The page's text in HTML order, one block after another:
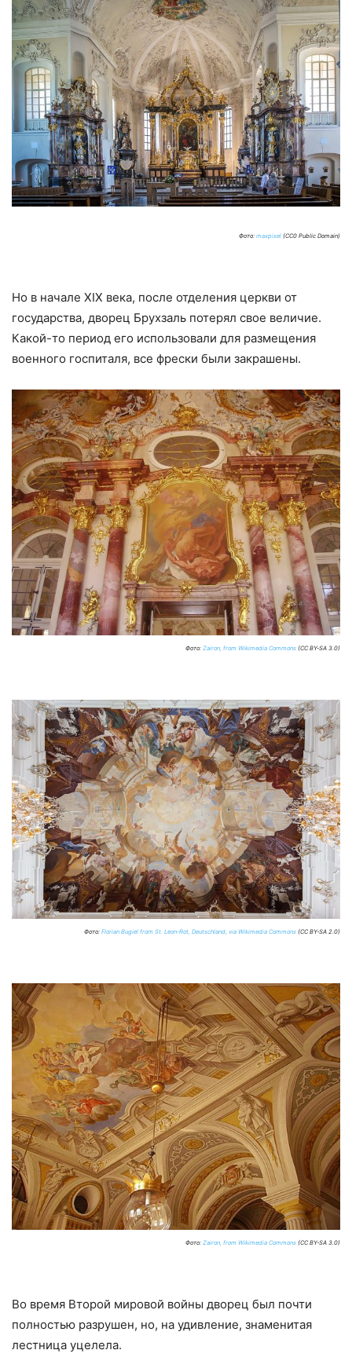
Фото: maxpixel (CC0 Public Domain)
Но в начале XIX века, после отделения церкви от
государства, дворец Брухзаль потерял свое величие.
Какой-то период его использовали для размещения
военного госпиталя, все фрески были закрашены.
Фото: Zairon, from Wikimedia Commons (CC BY-SA 3.0)
Фото: Florian Bugiel from St. Leon-Rot, Deutschland, via Wikimedia Commons (CC BY-SA 2.0)
Фото: Zairon, from Wikimedia Commons (CC BY-SA 3.0)
Во время Второй мировой войны дворец был почти
полностью разрушен, но, на удивление, знаменитая
лестница уцелела.